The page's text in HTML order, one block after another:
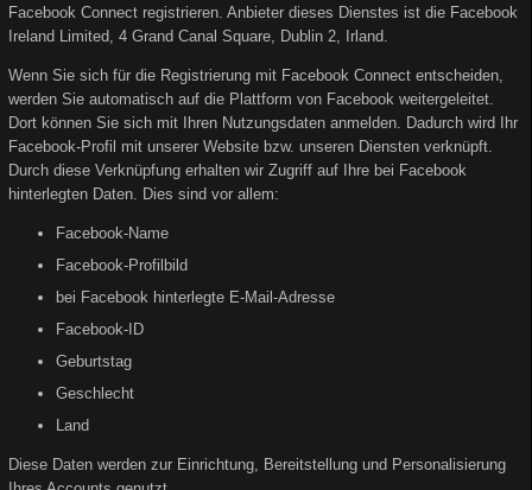
Facebook Connect registrieren. Anbieter dieses Dienstes ist die Facebook
Ireland Limited, 4 Grand Canal Square, Dublin 2, Irland.
Wenn Sie sich für die Registrierung mit Facebook Connect entscheiden,
werden Sie automatisch auf die Plattform von Facebook weitergeleitet.
Dort können Sie sich mit Ihren Nutzungsdaten anmelden. Dadurch wird Ihr
Facebook-Profil mit unserer Website bzw. unseren Diensten verknüpft.
Durch diese Verknüpfung erhalten wir Zugriff auf Ihre bei Facebook
hinterlegten Daten. Dies sind vor allem:
Facebook-Name
Facebook-Profilbild
bei Facebook hinterlegte E-Mail-Adresse
Facebook-ID
Geburtstag
Geschlecht
Land
Diese Daten werden zur Einrichtung, Bereitstellung und Personalisierung